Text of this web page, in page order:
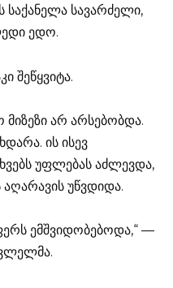
საქანელა სავარძელი,
ედო.
შეწყვიტა.
მიზეზი არ არსებობდა.
ის ისევ
უფლებას აძლევდა,
აღარავის უწვდიდა.
ემშვიდობებოდა,“ —